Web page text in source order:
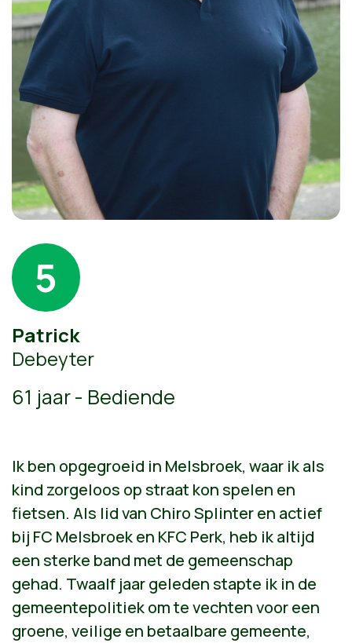
5
Patrick
Debeyter
61 jaar - Bediende
Ik ben opgegroeid in Melsbroek, waar ik als
kind zorgeloos op straat kon spelen en
fietsen. Als lid van Chiro Splinter en actief
bij FC Melsbroek en KFC Perk, heb ik altijd
een sterke band met de gemeenschap
gehad. Twaalf jaar geleden stapte ik in de
gemeentepolitiek om te vechten voor een
groene, veilige en betaalbare gemeente,